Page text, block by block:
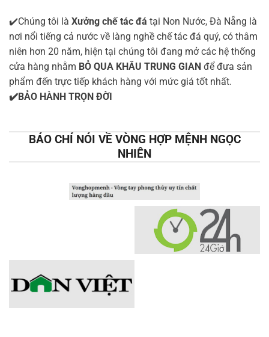
✔️Chúng tôi là Xưởng chế tác đá tại Non Nước, Đà Nẵng là
nơi nổi tiếng cả nước về làng nghề chế tác đá quý, có thâm
niên hơn 20 năm, hiện tại chúng tôi đang mở các hệ thống
cửa hàng nhằm BỎ QUA KHÂU TRUNG GIAN để đưa sản
phẩm đến trực tiếp khách hàng với mức giá tốt nhất.
✔️BẢO HÀNH TRỌN ĐỜI
BÁO CHÍ NÓI VỀ VÒNG HỢP MỆNH NGỌC
NHIÊN